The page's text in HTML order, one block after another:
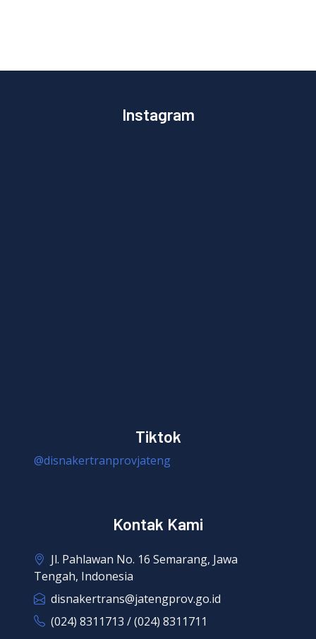
Instagram
Tiktok
@disnakertranprovjateng
Kontak Kami
Jl. Pahlawan No. 16 Semarang, Jawa
Tengah, Indonesia
disnakertrans@jatengprov.go.id
(024) 8311713 / (024) 8311711